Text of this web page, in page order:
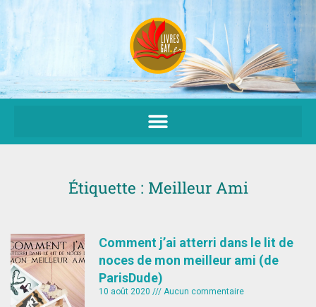
Aller
au
contenu
Étiquette : Meilleur Ami
Comment j’ai atterri dans le lit de
noces de mon meilleur ami (de
ParisDude)
10 août 2020 Aucun commentaire